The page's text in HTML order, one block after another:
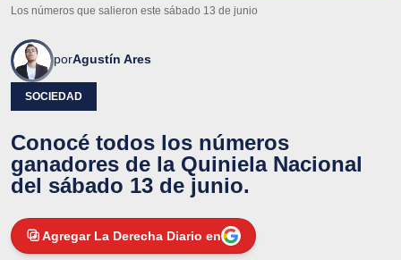
Los números que salieron este sábado 13 de junio
porAgustín Ares
SOCIEDAD
Conocé todos los números
ganadores de la Quiniela Nacional
del sábado 13 de junio.
Agregar La Derecha Diario en